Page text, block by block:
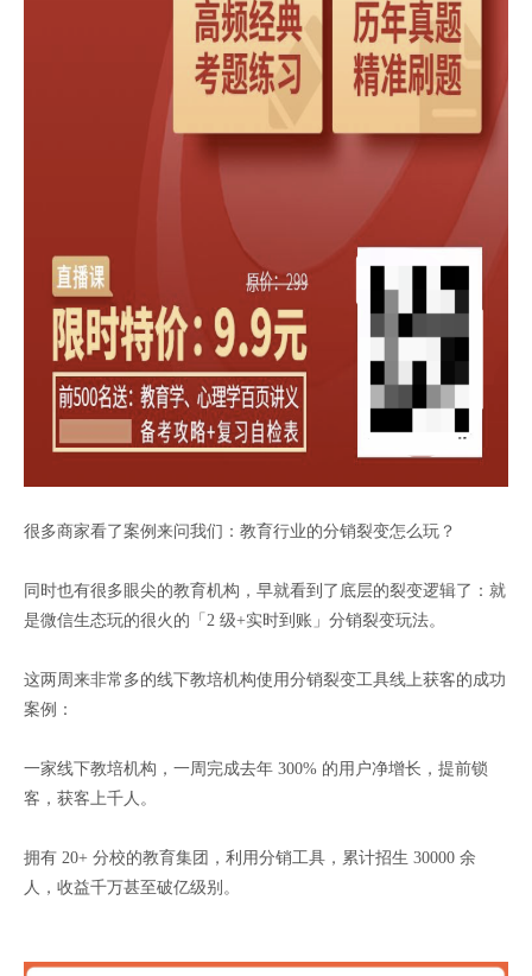
很多商家看了案例来问我们：教育行业的分销裂变怎么玩？
同时也有很多眼尖的教育机构，早就看到了底层的裂变逻辑了：就
是微信生态玩的很火的「2 级+实时到账」分销裂变玩法。
这两周来非常多的线下教培机构使用分销裂变工具线上获客的成功
案例：
一家线下教培机构，一周完成去年 300% 的用户净增长，提前锁
客，获客上千人。
拥有 20+ 分校的教育集团，利用分销工具，累计招生 30000 余
人，收益千万甚至破亿级别。